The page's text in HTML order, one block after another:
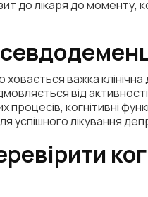
до лікаря до моменту,
важка
від
когнітивні
лікування